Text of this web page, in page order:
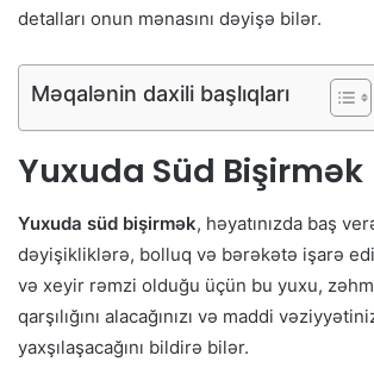
detalları onun mənasını dəyişə bilər.
Məqalənin daxili başlıqları
Yuxuda Süd Bişirmək
Yuxuda süd bişirmək, həyatınızda baş
dəyişikliklərə, bolluq və bərəkətə işarə
və xeyir rəmzi olduğu üçün bu yuxu,
qarşılığını alacağınızı və maddi
yaxşılaşacağını bildirə bilər.